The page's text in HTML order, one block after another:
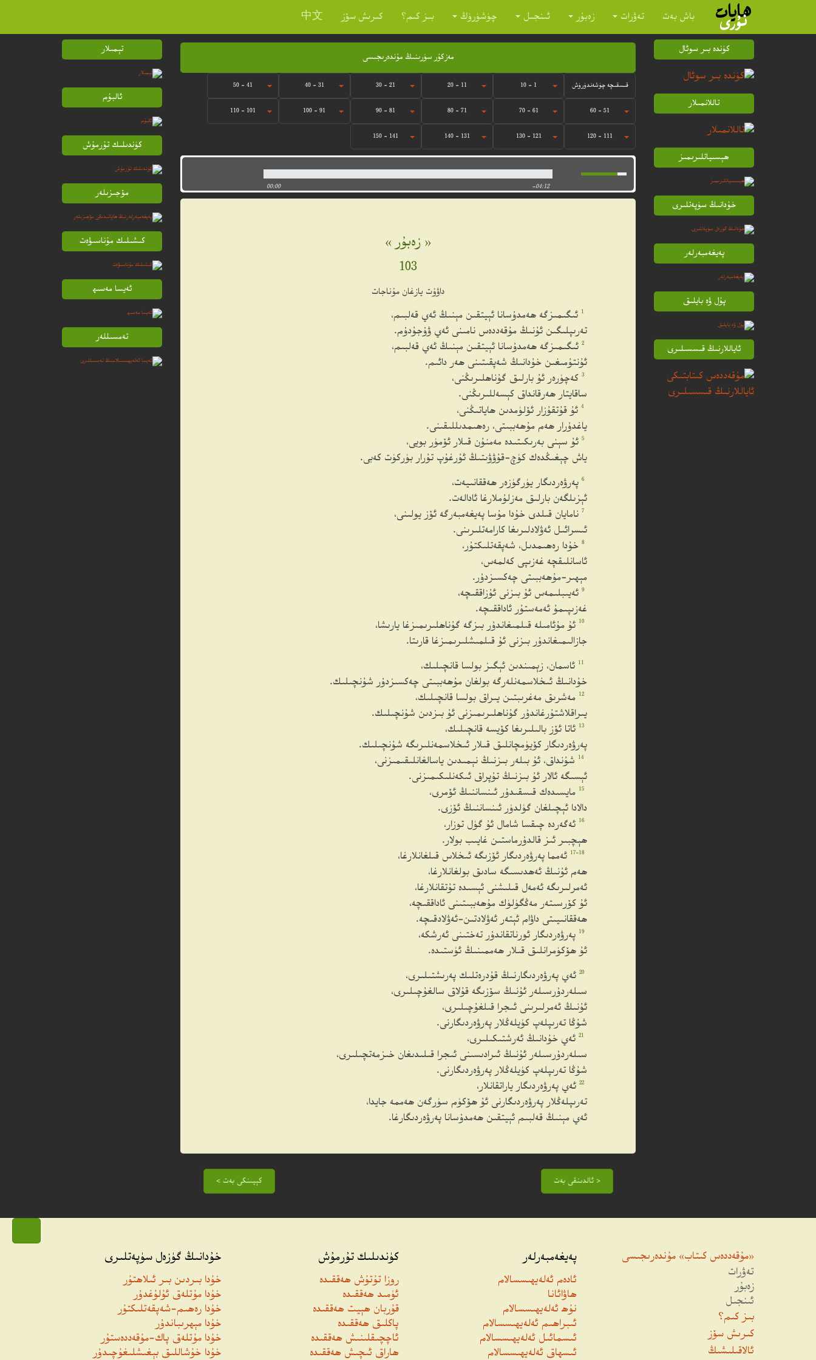
باش بەت تەۋرات زەبۇر ئىنجىل چۈشۈرۈڭ بىز كىم؟ كىرىش سۆز 中文
مەزكۇر سۈرىنىڭ مۇندەرىجىسى
قىسقىچە چۈشەندۈرۈش 1 - 10
11 - 20
21 - 30
31 - 40
41 - 50
51 - 60
61 - 70
71 - 80
81 - 90
91 - 100
101 - 110
111 - 120
121 - 130
131 - 140
141 - 150
00:00 -04:12
« زەبۇر »
103
داۋۇت يازغان مۇناجات
1 ئىگىمىزگە ھەمدۇسانا ئېيتقىن مېنىڭ ئەي قەلبىم،
تەرىپلىگىن ئۇنىڭ مۇقەددەس نامىنى ئەي ۋۇجۇدۇم.
2 ئىگىمىزگە ھەمدۇسانا ئېيتقىن مېنىڭ ئەي قەلبىم،
ئۇنتۇمىغىن خۇدانىڭ شەپقىتىنى ھەر دائىم.
3 كەچۈرەر ئۇ بارلىق گۇناھلىرىڭنى،
ساقايتار ھەرقانداق كېسەللىرىڭنى.
4 ئۇ قۇتقۇزار ئۆلۈمدىن ھاياتىڭنى،
ياغدۇرار ھەم مۇھەببىتى، رەھىمدىللىقىنى.
5 ئۇ سېنى بەرىكىتىدە مەمنۇن قىلار ئۆمۈر بويى،
ياش چېغىڭدەك كۈچ-قۇۋۋىتىڭ ئۇرغۇپ تۇرار بۈركۈت كەبى.
6 پەرۋەردىگار يۈرگۈزەر ھەققانىيەت،
ئېزىلگەن بارلىق مەزلۇملارغا ئادالەت.
7 نامايان قىلدى خۇدا مۇسا پەيغەمبەرگە ئۆز يولىنى،
ئىسرائىل ئەۋلادلىرىغا كارامەتلىرىنى.
8 خۇدا رەھىمدىل، شەپقەتلىكتۇر،
ئاسانلىقچە غەزىپى كەلمەس،
مېھىر-مۇھەببىتى چەكسىزدۇر.
9 ئەيىبلىمەس ئۇ بىزنى ئۇزاققىچە،
غەزىپىمۇ ئەمەستۇر ئاداققىچە.
10 ئۇ مۇئامىلە قىلمىغاندۇر بىزگە گۇناھلىرىمىزغا يارىشا،
جازالىمىغاندۇر بىزنى ئۇ قىلمىشلىرىمىزغا قارىتا.
11 ئاسمان، زېمىندىن ئېگىز بولسا قانچىلىك،
خۇدانىڭ ئىخلاسمەنلەرگە بولغان مۇھەببىتى چەكسىزدۇر شۇنچىلىك.
12 مەشرىق مەغرىبتىن يىراق بولسا قانچىلىك،
يىراقلاشتۇرغاندۇر گۇناھلىرىمىزنى ئۇ بىزدىن شۇنچىلىك.
13 ئاتا ئۆز بالىلىرىغا كۆيسە قانچىلىك،
پەرۋەردىگار كۆيۈمچانلىق قىلار ئىخلاسمەنلىرىگە شۇنچىلىك.
14 شۇنداق، ئۇ بىلەر بىزنىڭ نېمىدىن ياسالغانلىقىمىزنى،
ئېسىگە ئالار ئۇ بىزنىڭ تۇپراق ئىكەنلىكىمىزنى.
15 مايسىدەك قىسقىدۇر ئىنساننىڭ ئۆمرى،
دالادا ئېچىلغان گۈلدۈر ئىنساننىڭ ئۆزى.
16 ئەگەردە چىقسا شامال ئۇ گۈل توزار،
ھېچبىر ئىز قالدۇرماستىن غايىب بولار.
17-18 ئەمما پەرۋەردىگار ئۆزىگە ئىخلاس قىلغانلارغا،
ھەم ئۇنىڭ ئەھدىسىگە سادىق بولغانلارغا،
ئەمرلىرىگە ئەمەل قىلىشنى ئېسىدە تۇتقانلارغا،
ئۇ كۆرسىتەر مەڭگۈلۈك مۇھەببىتىنى ئاداققىچە،
ھەققانىيىتى داۋام ئېتەر ئەۋلادتىن-ئەۋلادقىچە.
19 پەرۋەردىگار ئورناتقاندۇر تەختىنى ئەرشكە،
ئۇ ھۆكۈمرانلىق قىلار ھەممىنىڭ ئۈستىدە.
20 ئەي پەرۋەردىگارنىڭ قۇدرەتلىك پەرىشتىلىرى،
سىلەردۇرسىلەر ئۇنىڭ سۆزىگە قۇلاق سالغۇچىلىرى،
ئۇنىڭ ئەمرلىرىنى ئىجرا قىلغۇچىلىرى،
شۇڭا تەرىپلەپ كۈيلەڭلار پەرۋەردىگارنى.
21 ئەي خۇدانىڭ ئەرشتىكىلىرى،
سىلەردۇرسىلەر ئۇنىڭ ئىرادىسىنى ئىجرا قىلىدىغان خىزمەتچىلىرى،
شۇڭا تەرىپلەپ كۈيلەڭلار پەرۋەردىگارنى.
22 ئەي پەرۋەردىگار ياراتقانلار،
تەرىپلەڭلار پەرۋەردىگارنى ئۇ ھۆكۈم سۈرگەن ھەممە جايدا،
ئەي مېنىڭ قەلبىم ئېيتقىن ھەمدۇسانا پەرۋەردىگارغا.
< ئالدىنقى بەت كېيىنكى بەت >
كۈندە بىر سوئال
تاللانمىلار
ھېسىياتلىرىمىز
خۇدانىڭ سۈپەتلىرى
پەيغەمبەرلەر
پۇل ۋە بايلىق
ئاياللارنىڭ قىسسىلىرى
تېمىلار
ئالبۇم
كۈندىلىك تۇرمۇش
مۆجىزىلەر
كىشىلىك مۇناسىۋەت
ئەيسا مەسىھ
تەمسىللەر
«مۇقەددەس كىتاب» مۇندەرىجىسى
تەۋرات
زەبۇر
ئىنجىل
بىز كىم؟
كىرىش سۆز
ئالاقىلىشىڭ
پەيغەمبەرلەر
ئادەم ئەلەيھىسسالام
ھاۋائانا
نۇھ ئەلەيھىسسالام
ئىبراھىم ئەلەيھىسسالام
ئىسمائىل ئەلەيھىسسالام
ئىسھاق ئەلەيھىسسالام
كۈندىلىك تۇرمۇش
روزا تۇتۇش ھەققىدە
ئۈمىد ھەققىدە
قۇربان ھېيت ھەققىدە
پاكلىق ھەققىدە
ئاچچىقلىنىش ھەققىدە
ھاراق ئىچىش ھەققىدە
خۇدانىڭ گۈزەل سۈپەتلىرى
خۇدا بىردىن بىر ئىلاھتۇر
خۇدا مۇتلەق ئۇلۇغدۇر
خۇدا رەھىم-شەپقەتلىكتۇر
خۇدا مېھرىباندۇر
خۇدا مۇتلەق پاك-مۇقەددەستۇر
خۇدا خۇشاللىق بېغىشلىغۇچىدۇر